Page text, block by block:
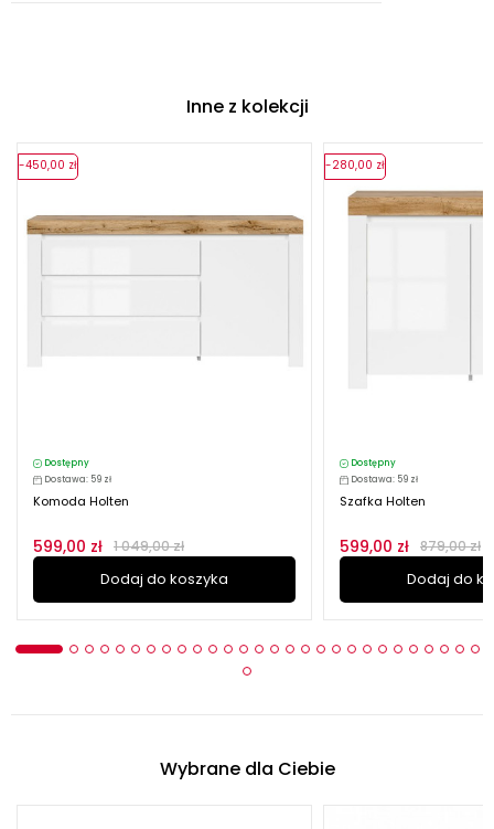
Inne z kolekcji
Dostępny
Dostawa: 59 zł
Komoda Holten
599,00 zł 1 049,00 zł
Dodaj do koszyka
-450,00 zł
Dostępny
Dostawa: 59 zł
Szafka Holten
599,00 zł 879,00 zł
Dodaj do
-280,00 zł
Wybrane dla Ciebie